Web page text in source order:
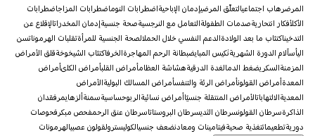
المرضرهاب اجتماعيالتعلّق المرضيإدمان الإباحية اضطرابات النوماضطرابات المزاجاضطرابات
الأكلأفكار انتحاريةصدمات الطفولة التعامل مع النرجسيةصحة جنسية إدمان المخدراتالإقلاع عن
التدخيناكتئاب ما بعد الولادة الدعم النفسي خلال الحملالصحة الجنسية للمرأةتقلبات الهرموناتسن
اليأسآلام الدورة الشهريةتكيس المبايضبطانة الرحم المهاجرة الخرفاكتئاب الشيخوخةقلق الأمراض
المزمنة السكريضغط الدمالغدة الدرقيةهشاشة العظامأمراض القلبأمراض الكلىأمراض
المعدة أمراض القولونأمراض الرئة والتنفسأمراض المسالك البولية الأمراض
المعدية الالتهاباتالأمراض المنتقلة جنسيًا أمراض نسائية الربوحساسيةسمنة ألزهايمر فقدان
الذاكرةسرطان القولونسرطان الثديسرطان البروستاتاسرطان عنق الرحمفحص مبكر فحوصات
دوريةتطعيماتتغذية صحيةفيتامينات ومعادنضعف جنسيالكوليسترولقولون عصبيالهرمونات